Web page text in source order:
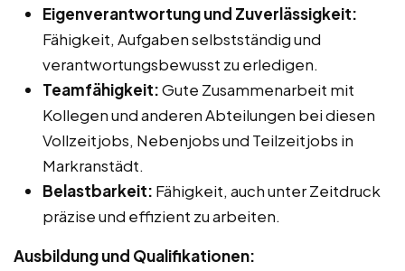
Eigenverantwortung und Zuverlässigkeit:
Fähigkeit, Aufgaben selbstständig und
verantwortungsbewusst zu erledigen.
Teamfähigkeit:Gute Zusammenarbeit mit
Kollegen und anderen Abteilungen bei diesen
Vollzeitjobs, Nebenjobs und Teilzeitjobs in
Markranstädt.
Belastbarkeit: Fähigkeit, auch unter Zeitdruck
präzise und effizient zu arbeiten.
Ausbildung und Qualifikationen: